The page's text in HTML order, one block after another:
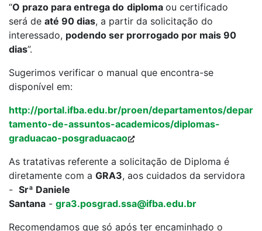
“O prazo para entrega do diploma ou certificado
será de até 90 dias, a partir da solicitação do
interessado, podendo ser prorrogado por mais 90
dias”.
Sugerimos verificar o manual que encontra-se
disponível em:
http://portal.ifba.edu.br/proen/departamentos/depar
tamento-de-assuntos-academicos/diplomas-
graduacao-posgraduacao
As tratativas referente a solicitação de Diploma é
diretamente com a GRA3, aos cuidados da servidora
- Srª Daniele
Santana - gra3.posgrad.ssa@ifba.edu.br
Recomendamos que só após ter encaminhado o